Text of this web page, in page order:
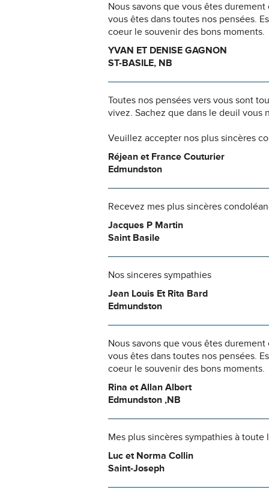
Nous savons que vous êtes
vous êtes dans toutes nos pensées.
coeur le souvenir des bons moments.
YVAN ET DENISE GAGNON
ST-BASILE, NB
Toutes nos pensées vers vous sont
vivez. Sachez que dans le deuil vous
Veuillez accepter nos plus sincères
Réjean et France Couturier
Edmundston
Recevez mes plus sincères
Jacques P Martin
Saint Basile
Nos sinceres sympathies
Jean Louis Et Rita Bard
Edmundston
Nous savons que vous êtes
vous êtes dans toutes nos pensées.
coeur le souvenir des bons moments.
Rina et Allan Albert
Edmundston ,NB
Mes plus sincères sympathies à toute
Luc et Norma Collin
Saint-Joseph